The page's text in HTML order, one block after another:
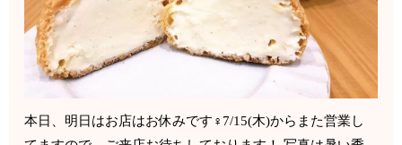
本日、明日はお店はお休みです‍♀️7/15(木)からまた営業し